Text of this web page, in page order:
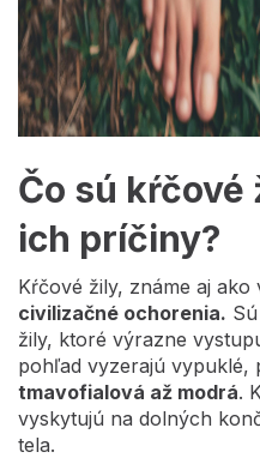
Čo sú kŕčové
ich príčiny?
Kŕčové žily, známe aj
civilizačné ochorenia.
žily, ktoré výrazne
pohľad vyzerajú vypuklé,
tmavofialová až modrá.
vyskytujú na dolných
tela.